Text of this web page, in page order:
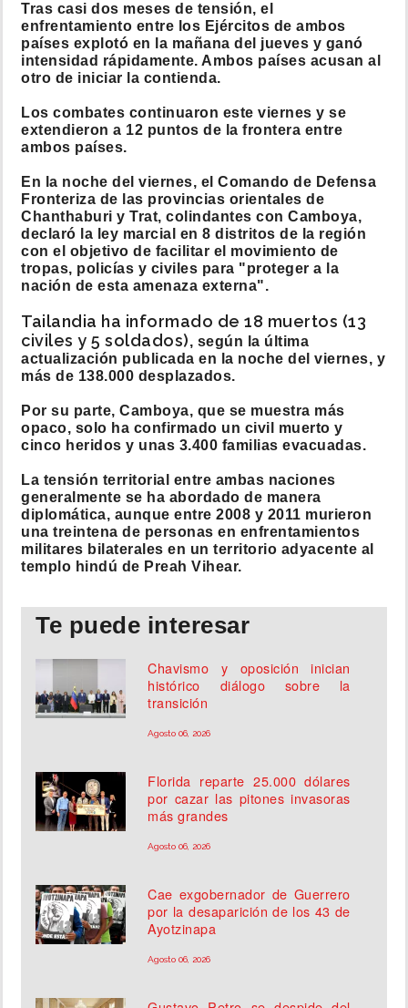
Tras casi dos meses de tensión, el
enfrentamiento entre los Ejércitos de ambos
países explotó en la mañana del jueves y ganó
intensidad rápidamente. Ambos países acusan al
otro de iniciar la contienda.
Los combates continuaron este viernes y se
extendieron a 12 puntos de la frontera entre
ambos países.
En la noche del viernes, el Comando de Defensa
Fronteriza de las provincias orientales de
Chanthaburi y Trat, colindantes con Camboya,
declaró la ley marcial en 8 distritos de la región
con el objetivo de facilitar el movimiento de
tropas, policías y civiles para "proteger a la
nación de esta amenaza externa".
Tailandia ha informado de 18 muertos (13
civiles y 5 soldados), según la última
actualización publicada en la noche del viernes, y
más de 138.000 desplazados.
Por su parte, Camboya, que se muestra más
opaco, solo ha confirmado un civil muerto y
cinco heridos y unas 3.400 familias evacuadas.
La tensión territorial entre ambas naciones
generalmente se ha abordado de manera
diplomática, aunque entre 2008 y 2011 murieron
una treintena de personas en enfrentamientos
militares bilaterales en un territorio adyacente al
templo hindú de Preah Vihear.
Te puede interesar
Chavismo y oposición inician
histórico diálogo sobre la
transición
Agosto 06, 2026
Florida reparte 25.000 dólares
por cazar las pitones invasoras
más grandes
Agosto 06, 2026
Cae exgobernador de Guerrero
por la desaparición de los 43 de
Ayotzinapa
Agosto 06, 2026